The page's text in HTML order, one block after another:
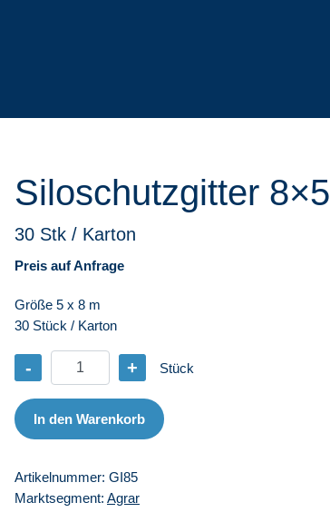
Siloschutzgitter 8×5
30 Stk / Karton
Preis auf Anfrage
Größe 5 x 8 m
30 Stück / Karton
Siloschutzgitter
8x5
Menge
- + Stück
In den Warenkorb
Artikelnummer: GI85
Marktsegment: Agrar